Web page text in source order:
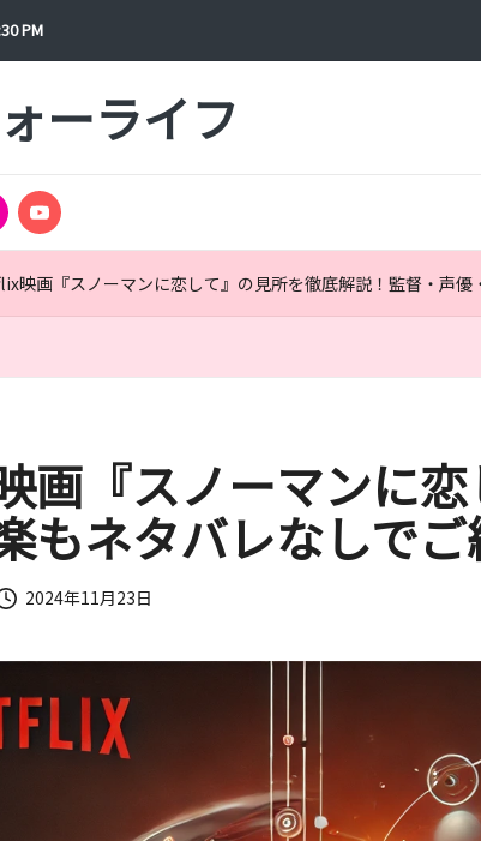
PM
ーライフ
youtube.com
映画『スノーマンに恋して』の見所を徹底解説！監督・声優
画『スノーマンに
もネタバレなしで
2024年11月23日